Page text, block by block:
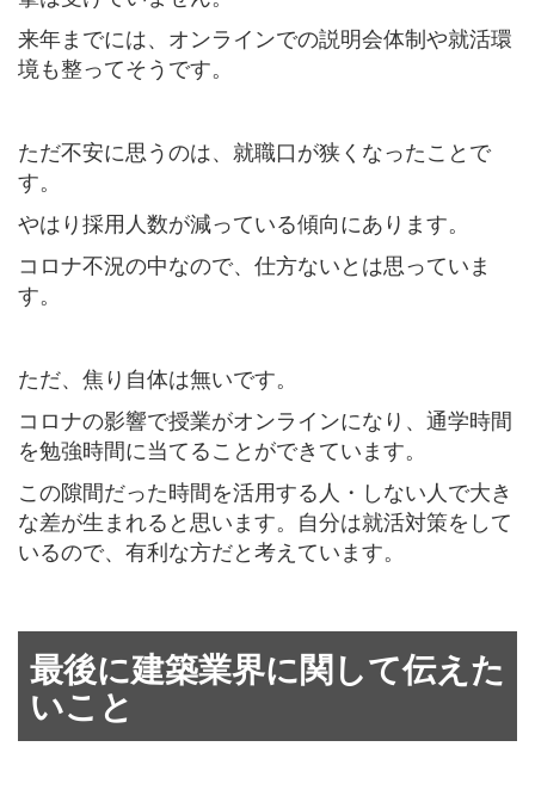
来年までには、オンラインでの説明会体制や就活環
境も整ってそうです。
ただ不安に思うのは、就職口が狭くなったことで
す。
やはり採用人数が減っている傾向にあります。
コロナ不況の中なので、仕方ないとは思っていま
す。
ただ、焦り自体は無いです。
コロナの影響で授業がオンラインになり、通学時間
を勉強時間に当てることができています。
この隙間だった時間を活用する人・しない人で大き
な差が生まれると思います。自分は就活対策をして
いるので、有利な方だと考えています。
最後に建築業界に関して伝えた
いこと